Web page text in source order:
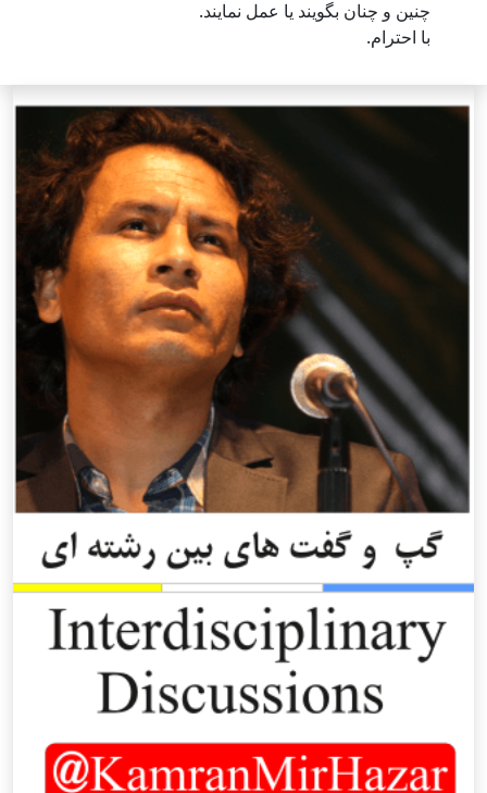
چنین و چنان بگویند یا عمل نمایند.
با احترام.